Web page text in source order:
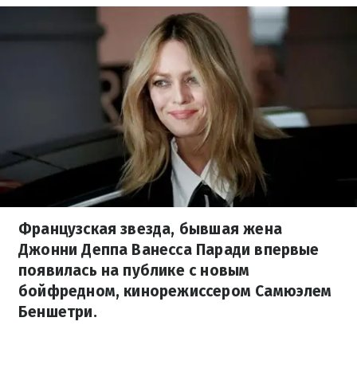
Французская звезда, бывшая жена
Джонни Деппа Ванесса Паради впервые
появилась на публике с новым
бойфредном, кинорежиссером Самюэлем
Беншетри.